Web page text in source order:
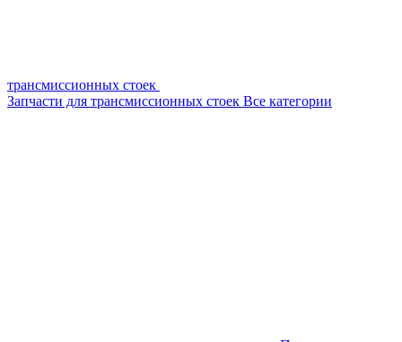
трансмиссионных стоек
Запчасти для трансмиссионных стоек Все категории